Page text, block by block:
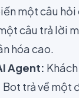
một câu hỏi
câu trả lời
hóa cao.
Agent:
trả về một